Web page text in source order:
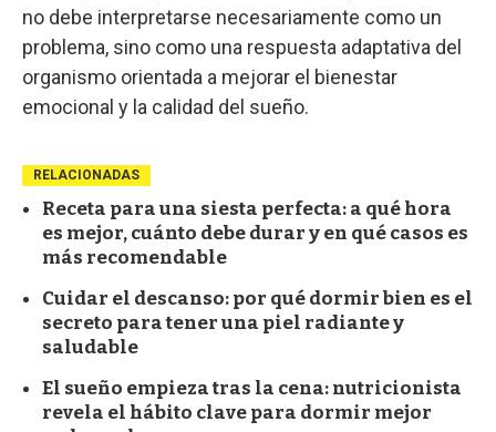
no debe interpretarse necesariamente como un
problema, sino como una respuesta adaptativa del
organismo orientada a mejorar el bienestar
emocional y la calidad del sueño.
RELACIONADAS
Receta para una siesta perfecta: a qué hora
es mejor, cuánto debe durar y en qué casos es
más recomendable
Cuidar el descanso: por qué dormir bien es el
secreto para tener una piel radiante y
saludable
El sueño empieza tras la cena: nutricionista
revela el hábito clave para dormir mejor